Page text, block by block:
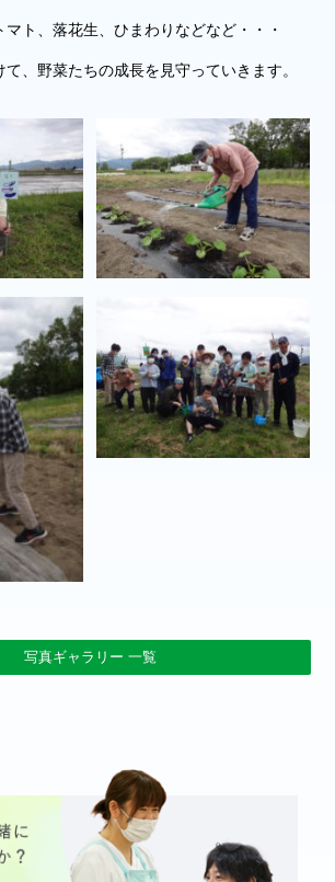
ト、落花生、ひまわりなどなど・・・
、野菜たちの成長を見守っていきます。
写真ギャラリー 一覧